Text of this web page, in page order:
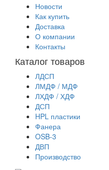
Новости
Как купить
Доставка
О компании
Контакты
Каталог товаров
ЛДСП
ЛМДФ / МДФ
ЛХДФ / ХДФ
ДСП
HPL пластики
Фанера
OSB-3
ДВП
Производство